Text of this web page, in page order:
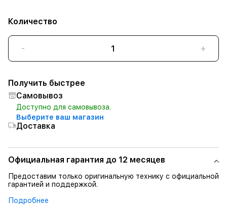
Количество
- +
Получить быстрее
Самовывоз
Доступно для самовывоза.
Выберите ваш магазин
Доставка
Официальная гарантия до 12 месяцев
Предоставим только оригинальную технику с официальной
гарантией и поддержкой.
Подробнее